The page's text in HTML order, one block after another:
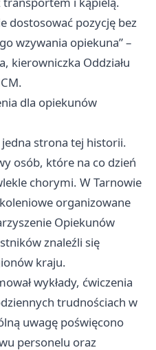
dostosować pozycję bez
wzywania opiekuna” –
kierowniczka Oddziału
dla opiekunów
strona tej historii.
osób, które na co dzień
chorymi. W Tarnowie
organizowane
Opiekunów
znaleźli się
kraju.
wykłady, ćwiczenia
trudnościach w
uwagę poświęcono
personelu oraz